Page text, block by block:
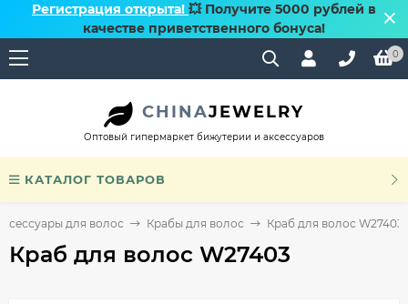
Регистрация открыта! 💥 Получите 5000 рублей в
качестве приветственного бонуса!
0
CHINAJEWELRY
Оптовый гипермаркет бижутерии и аксессуаров
КАТАЛОГ ТОВАРОВ
для волос Крабы для волос Краб для волос W27403
Краб для волос W27403